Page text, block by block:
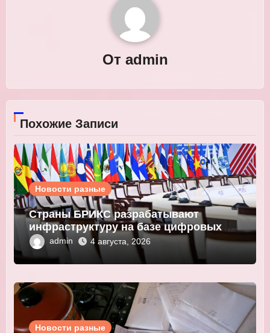
От admin
Похожие Записи
Новости разные
Страны БРИКС разрабатывают
инфраструктуру на базе цифровых
валют центробанков
admin 4 августа, 2026
Новости разные